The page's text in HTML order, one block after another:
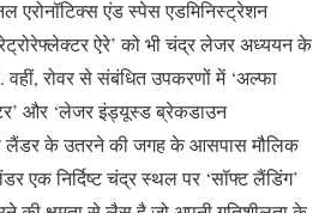
एरोनॉटिक्स एंड स्पेस एडमिनिस्ट्रेशन
ऐरे’ को भी चंद्र लेजर अध्ययन के
वहीं, रोवर से संबंधित उपकरणों में ‘अल्फा
और ‘लेजर इंड्यूस्ड ब्रेकडाउन
लैंडर के उतरने की जगह के आसपास मौलिक
एक निर्दिष्ट चंद्र स्थल पर ‘सॉफ्ट लैंडिंग’